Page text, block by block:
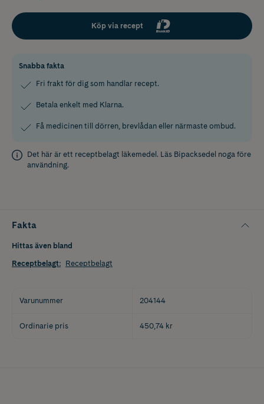
Köp via recept
Snabba fakta
Fri frakt för dig som handlar recept.
Betala enkelt med Klarna.
Få medicinen till dörren, brevlådan eller närmaste ombud.
Det här är ett receptbelagt läkemedel. Läs Bipacksedel noga före
användning.
Fakta
Hittas även bland
Receptbelagt: Receptbelagt
Varunummer 204144
Ordinarie pris 450,74 kr